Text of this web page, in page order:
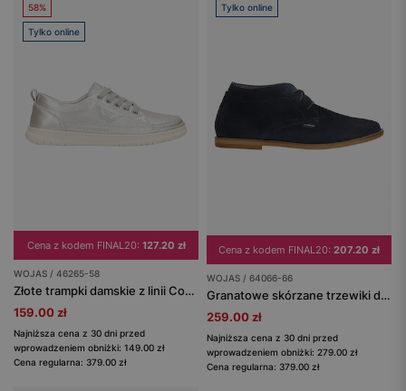
58%
Tylko online
Cena z kodem FINAL20: 127.20 zł
WOJAS / 46265-58
Złote trampki damskie z linii Comfort
159.00 zł
Najniższa cena z 30 dni przed
wprowadzeniem obniżki: 149.00 zł
Cena regularna: 379.00 zł
Tylko online
Cena z kodem FINAL20: 207.20 zł
WOJAS / 64066-66
Granatowe skórzane trzewiki damskie
259.00 zł
Najniższa cena z 30 dni przed
wprowadzeniem obniżki: 279.00 zł
Cena regularna: 379.00 zł